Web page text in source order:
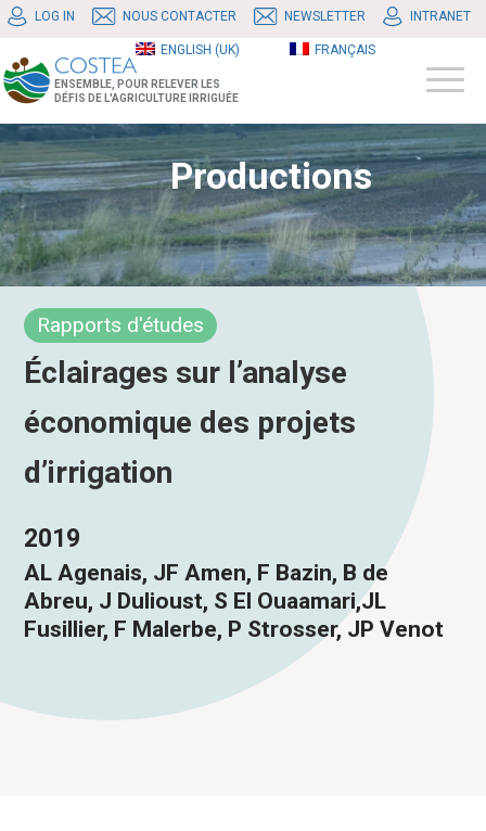
LOG IN NOUS CONTACTER NEWSLETTER INTRANET
ENGLISH (UK) FRANÇAIS
ENSEMBLE, POUR RELEVER LES
DÉFIS DE L'AGRICULTURE IRRIGUÉE
Productions
Rapports d'études
Éclairages sur l’analyse
économique des projets
d’irrigation
2019
AL Agenais, JF Amen, F Bazin, B de
Abreu, J Dulioust, S El Ouaamari,JL
Fusillier, F Malerbe, P Strosser, JP Venot